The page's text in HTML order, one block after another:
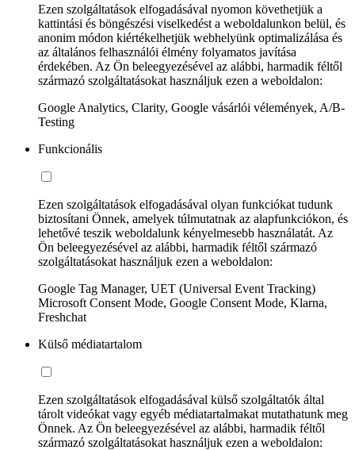
Ezen szolgáltatások elfogadásával nyomon követhetjük a
kattintási és böngészési viselkedést a weboldalunkon belül, és
anonim módon kiértékelhetjük webhelyünk optimalizálása és
az általános felhasználói élmény folyamatos javítása
érdekében. Az Ön beleegyezésével az alábbi, harmadik féltől
származó szolgáltatásokat használjuk ezen a weboldalon:
Google Analytics, Clarity, Google vásárlói vélemények, A/B-
Testing
Funkcionális
Ezen szolgáltatások elfogadásával olyan funkciókat tudunk
biztosítani Önnek, amelyek túlmutatnak az alapfunkciókon, és
lehetővé teszik weboldalunk kényelmesebb használatát. Az
Ön beleegyezésével az alábbi, harmadik féltől származó
szolgáltatásokat használjuk ezen a weboldalon:
Google Tag Manager, UET (Universal Event Tracking)
Microsoft Consent Mode, Google Consent Mode, Klarna,
Freshchat
Külső médiatartalom
Ezen szolgáltatások elfogadásával külső szolgáltatók által
tárolt videókat vagy egyéb médiatartalmakat mutathatunk meg
Önnek. Az Ön beleegyezésével az alábbi, harmadik féltől
származó szolgáltatásokat használjuk ezen a weboldalon: